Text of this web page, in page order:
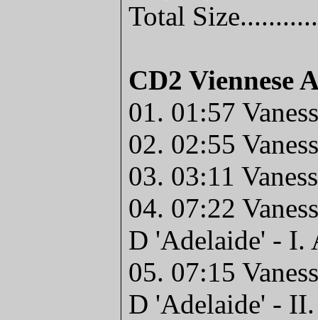
Total
CD2 Viennese
01. 01:57
02. 02:55
03. 03:11
04. 07:22
D 'Adelaide' - I.
05. 07:15
D 'Adelaide' -